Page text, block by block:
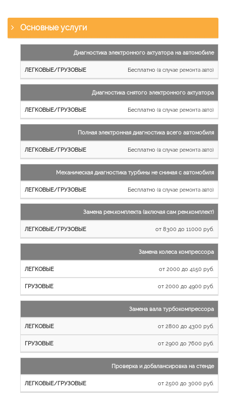
Основные услуги
работы
Легковые
и
Грузовые
автомобили
Диагностика электронного актуатора на автомобиле
Бесплатно (в случае ремонта авто)
Диагностика снятого электронного актуатора
Бесплатно (в случае ремонта авто)
Полная электронная диагностика всего автомобиля
Бесплатно (в случае ремонта авто)
Механическая диагностика турбины не снимая с автомобиля
Бесплатно (в случае ремонта авто)
Замена рем.комплекта (включая сам рем.комплект)
от 8300 до 11000 руб.
Замена колеса компрессора
от 2000 до 4150 руб.
от 2000 до 4900 руб.
Замена вала турбокомпрессора
от 2800 до 4300 руб.
от 2900 до 7600 руб.
Проверка и добалансировка на стенде
от 2500 до 3000 руб.